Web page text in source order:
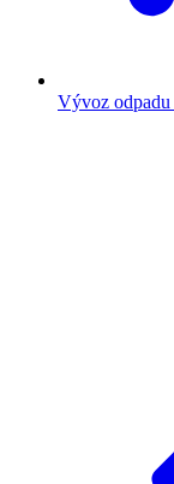
Vývoz odpadu